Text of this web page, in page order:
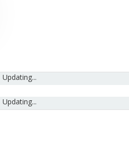
Updating...
Updating...